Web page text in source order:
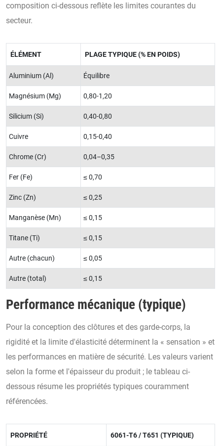
composition ci-dessous reflète les limites courantes du
secteur.
ÉLÉMENT PLAGE TYPIQUE (% EN POIDS)
Aluminium (Al) Équilibre
Magnésium (Mg) 0,80-1,20
Silicium (Si) 0,40-0,80
Cuivre 0,15-0,40
Chrome (Cr) 0,04–0,35
Fer (Fe) ≤ 0,70
Zinc (Zn) ≤ 0,25
Manganèse (Mn) ≤ 0,15
Titane (Ti) ≤ 0,15
Autre (chacun) ≤ 0,05
Autre (total) ≤ 0,15
Performance mécanique (typique)
Pour la conception des clôtures et des garde-corps, la
rigidité et la limite d'élasticité déterminent la « sensation » et
les performances en matière de sécurité. Les valeurs varient
selon la forme et l'épaisseur du produit ; le tableau ci-
dessous résume les propriétés typiques couramment
référencées.
PROPRIÉTÉ 6061-T6 / T651 (TYPIQUE)